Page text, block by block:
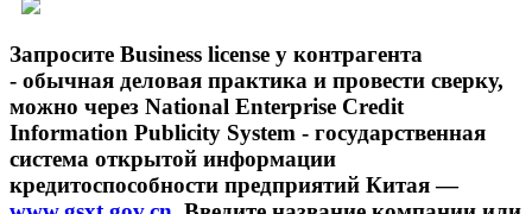
Запросите Business license у контрагента
- обычная деловая практика и провести сверку,
можно через National Enterprise Credit
Information Publicity System - государственная
система открытой информации
кредитоспособности предприятий Китая —